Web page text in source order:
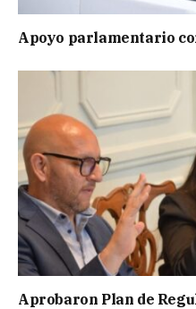
Apoyo parlamentario
Aprobaron Plan de